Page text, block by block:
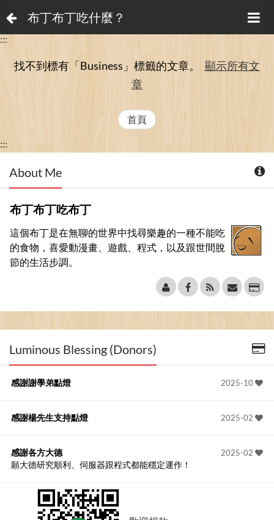
布丁布丁吃什麼？
:::
找不到標有「Business」標籤的文章。
顯示所有文
章
首頁
:::
About Me
布丁布丁吃布丁
這個布丁是在無聊的世界中找尋樂趣的一種不能吃
的食物，喜愛動漫畫、遊戲、程式，以及跟世間脫
節的生活步調。
Luminous Blessing (Donors)
2025-10
感謝謝學弟點燈
2025-02
感謝楊先生支持點燈
2025-02
感謝各方大德
願大德研究順利、伺服器跟程式都能穩定運作！